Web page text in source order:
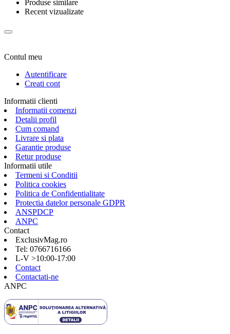
Produse similare
Recent vizualizate
Contul meu
Autentificare
Creati cont
Informatii clienti
Informatii comenzi
Detalii profil
Cum comand
Livrare si plata
Garantie produse
Retur produse
Informatii utile
Termeni si Conditii
Politica cookies
Politica de Confidentialitate
Protectia datelor personale GDPR
ANSPDCP
ANPC
Contact
ExclusivMag.ro
Tel: 0766716166
L-V >10:00-17:00
Contact
Contactati-ne
ANPC